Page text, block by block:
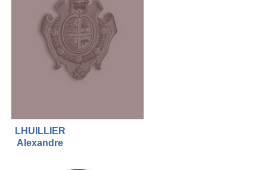
LHUILLIER
Alexandre